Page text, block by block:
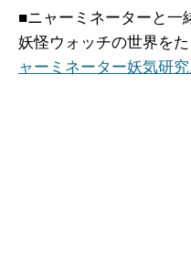
■ニャーミネーターと一
妖怪ウォッチの世界を
ャーミネーター妖気研